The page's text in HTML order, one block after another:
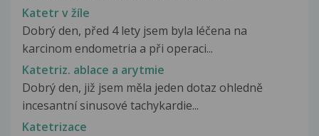
Katetr v žíle
Dobrý den, před 4 lety jsem byla léčena na
karcinom endometria a při operaci...
Katetriz. ablace a arytmie
Dobrý den, již jsem měla jeden dotaz ohledně
incesantní sinusové tachykardie...
Katetrizace